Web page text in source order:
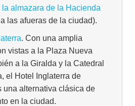
almazara de la Hacienda
a las afueras de la ciudad).
. Con una amplia
vistas a la Plaza Nueva
a la Giralda y la Catedral
el Hotel Inglaterra de
una alternativa clásica de
en la ciudad.